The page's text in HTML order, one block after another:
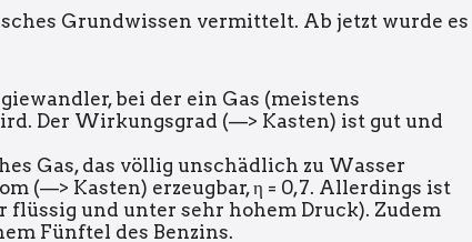
Grundwissen vermittelt. Ab jetzt wurde es
bei der ein Gas (meistens
Der Wirkungsgrad (—> Kasten) ist gut und
Gas, das völlig unschädlich zu Wasser
(—> Kasten) erzeugbar, η = 0,7. Allerdings ist
und unter sehr hohem Druck). Zudem
Fünftel des Benzins.